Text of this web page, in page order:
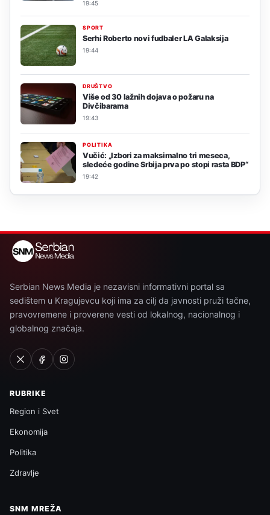
19:45
SPORT
Serhi Roberto novi fudbaler LA Galaksija
19:44
DRUŠTVO
Više od 30 lažnih dojava o požaru na
Divčibarama
19:43
POLITIKA
Vučić: „Izbori za maksimalno tri meseca,
sledeće godine Srbija prva po stopi rasta BDP“
19:42
Serbian News Media je nezavisni informativni portal sa
sedištem u Kragujevcu koji ima za cilj da javnosti pruži tačne,
pravovremene i proverene vesti od lokalnog, nacionalnog i
globalnog značaja.
RUBRIKE
Region i Svet
Ekonomija
Politika
Zdravlje
SNM MREŽA